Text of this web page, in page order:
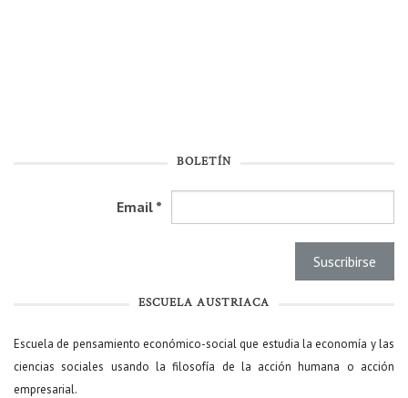
BOLETÍN
Email *
ESCUELA AUSTRIACA
Escuela de pensamiento económico-social que estudia la economía y las
ciencias sociales usando la filosofía de la acción humana o acción
empresarial.